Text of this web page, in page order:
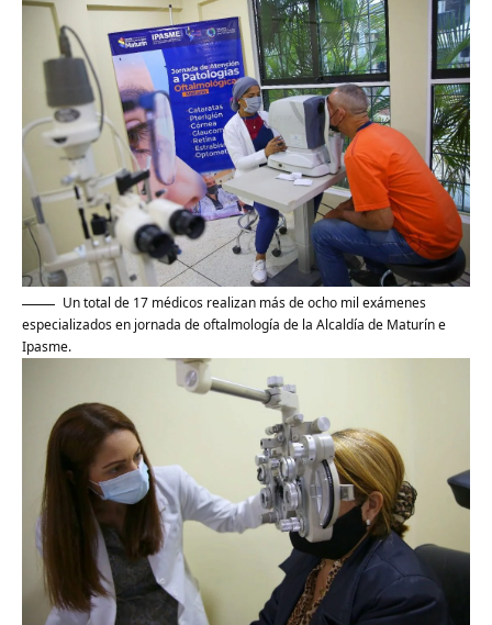
Un total de 17 médicos realizan más de ocho mil exámenes
especializados en jornada de oftalmología de la Alcaldía de Maturín e
Ipasme.